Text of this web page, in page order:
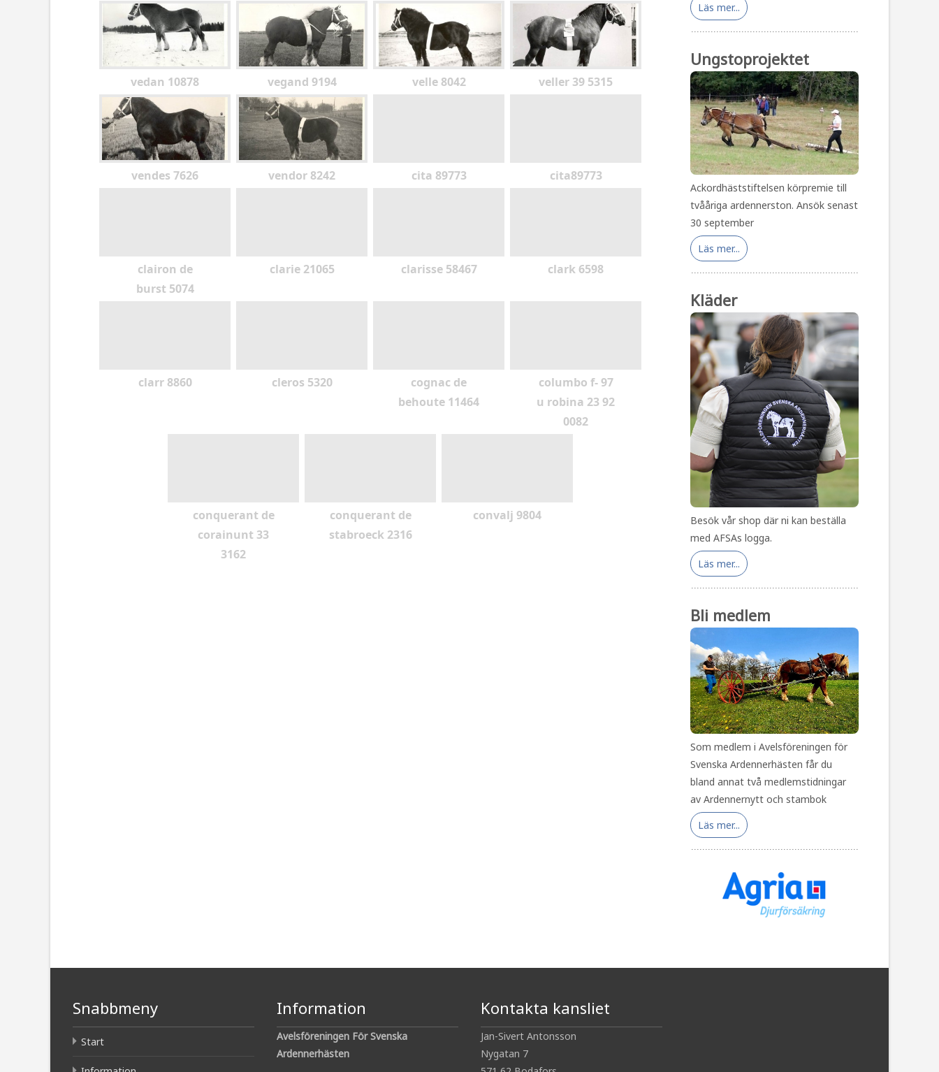
vedan 10878 vegand 9194 velle 8042 veller 39 5315
vendes 7626 vendor 8242 cita 89773 cita89773
clairon de
burst 5074
clarie 21065 clarisse 58467 clark 6598
clarr 8860 cleros 5320
cognac de
behoute 11464
columbo f- 97
u robina 23 92
0082
conquerant de
corainunt 33
3162
conquerant de
stabroeck 2316
convalj 9804
Läs mer...
Ungstoprojektet
Ackordhäststiftelsen körpremie till
tvååriga ardennerston. Ansök senast
30 september
Läs mer...
Kläder
Besök vår shop där ni kan beställa
med AFSAs logga.
Läs mer...
Bli medlem
Som medlem i Avelsföreningen för
Svenska Ardennerhästen får du
bland annat två medlemstidningar
av Ardennernytt och stambok
Läs mer...
Snabbmeny
Start
Information
Avelsföreningen För Svenska
Ardennerhästen
Kontakta kansliet
Jan-Sivert Antonsson
Nygatan 7